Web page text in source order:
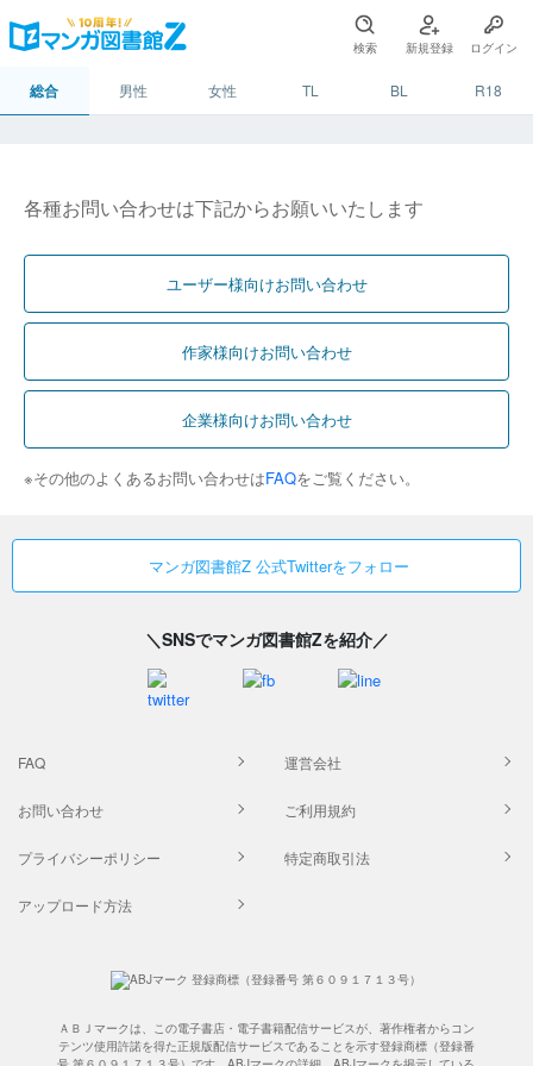
検索 新規登録 ログイン
総合 男性 女性 TL BL R18
各種お問い合わせは下記からお願いいたします
ユーザー様向けお問い合わせ
作家様向けお問い合わせ
企業様向けお問い合わせ
※その他のよくあるお問い合わせはFAQをご覧ください。
マンガ図書館Z 公式Twitterをフォロー
＼SNSでマンガ図書館Zを紹介／
FAQ 運営会社
お問い合わせ ご利用規約
プライバシーポリシー 特定商取引法
アップロード方法
ＡＢＪマークは、この電子書店・電子書籍配信サービスが、著作権者からコン
テンツ使用許諾を得た正規版配信サービスであることを示す登録商標（登録番